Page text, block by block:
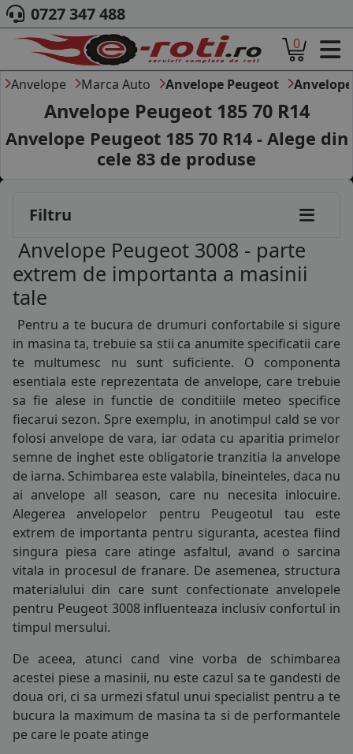
ACASA
DESPRE NOI
ANVELOPE
AUTO
CAMION
MOTO
MARCA AUTO
BLOG
CONT
CONTACT
COS (0 PRODUSE
0727 347 488
0
Anvelope Marca Auto Anvelope Peugeot Anvelope
Anvelope Peugeot 185 70 R14
Anvelope Peugeot 185 70 R14 - Alege din
cele 83 de produse
Filtru
Anvelope Peugeot 3008 - parte
extrem de importanta a masinii
tale
Pentru a te bucura de drumuri confortabile si sigure
in masina ta, trebuie sa stii ca anumite specificatii care
te multumesc nu sunt suficiente. O componenta
esentiala este reprezentata de anvelope, care trebuie
sa fie alese in functie de conditiile meteo specifice
fiecarui sezon. Spre exemplu, in anotimpul cald se vor
folosi anvelope de vara, iar odata cu aparitia primelor
semne de inghet este obligatorie tranzitia la anvelope
de iarna. Schimbarea este valabila, bineinteles, daca nu
ai anvelope all season, care nu necesita inlocuire.
Alegerea anvelopelor pentru Peugeotul tau este
extrem de importanta pentru siguranta, acestea fiind
singura piesa care atinge asfaltul, avand o sarcina
vitala in procesul de franare. De asemenea, structura
materialului din care sunt confectionate anvelopele
pentru Peugeot 3008 influenteaza inclusiv confortul in
timpul mersului.
De aceea, atunci cand vine vorba de schimbarea
acestei piese a masinii, nu este cazul sa te gandesti de
doua ori, ci sa urmezi sfatul unui specialist pentru a te
bucura la maximum de masina ta si de performantele
pe care le poate atinge